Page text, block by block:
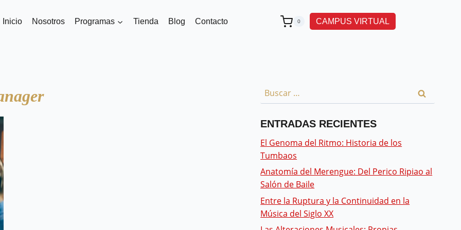
Inicio Nosotros Programas Tienda Blog Contacto 0 CAMPUS VIRTUAL
ENTRADAS RECIENTES
El Genoma del Ritmo: Historia de los
Tumbaos
Anatomía del Merengue: Del Perico Ripiao al
Salón de Baile
Entre la Ruptura y la Continuidad en la
Música del Siglo XX